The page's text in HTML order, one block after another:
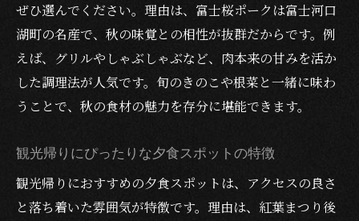
ぜひ選んでください。理由は、富士桜ポークは富士河口
湖町の名産で、秋の味覚との相性が抜群だからです。例
えば、グリルやしゃぶしゃぶなど、肉本来の甘みを活か
した調理法が人気です。旬のきのこや根菜と一緒に味わ
うことで、秋の食材の魅力を存分に堪能できます。
観光帰りにぴったりな夕食スポットの特徴
観光帰りにおすすめの夕食スポットは、アクセスの良さ
と落ち着いた雰囲気が特徴です。理由は、紅葉まつり後